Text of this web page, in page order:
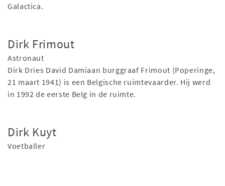
Galactica.
Dirk Frimout
Astronaut
Dirk Dries David Damiaan burggraaf Frimout (Poperinge,
21 maart 1941) is een Belgische ruimtevaarder. Hij werd
in 1992 de eerste Belg in de ruimte.
Dirk Kuyt
Voetballer